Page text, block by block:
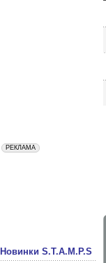
Новинки S.T.A.M.P.S